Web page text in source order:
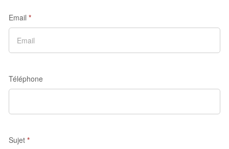
Email *
Téléphone
Sujet *